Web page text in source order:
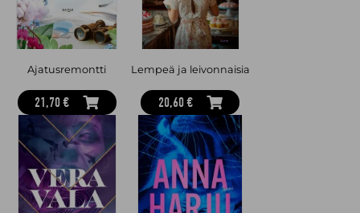
Ajatusremontti
21,70 €
Lempeä ja leivonnaisia
20,60 €